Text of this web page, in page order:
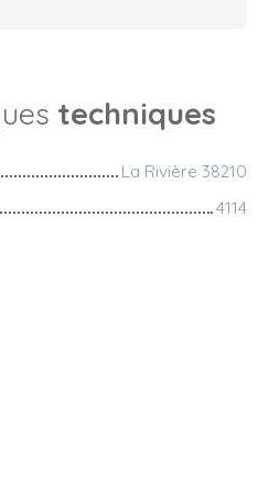
techniques
La Rivière 38210
4114